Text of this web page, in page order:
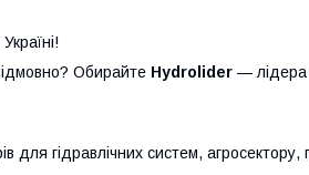
Обирайте Hydrolider — лідера
для гідравлічних систем, агросектору,